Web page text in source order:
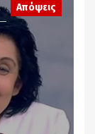
Απόψεις